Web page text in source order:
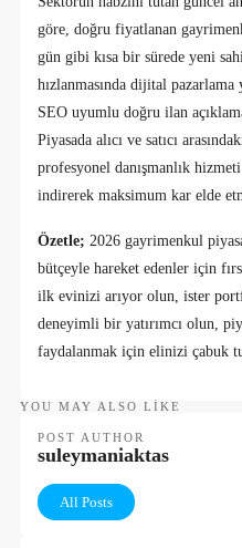
göre, doğru fiyatlanan
gün gibi kısa bir sürede yeni
hızlanmasında dijital
SEO uyumlu doğru ilan
Piyasada alıcı ve satıcı
profesyonel danışmanlık
indirerek maksimum kar elde
Özetle; 2026 gayrimenkul
bütçeyle hareket edenler için
ilk evinizi arıyor olun, ister
deneyimli bir yatırımcı olun,
faydalanmak için elinizi çabuk
YOU MAY ALSO LIKE
POST AUTHOR
suleymaniaktas
All Posts